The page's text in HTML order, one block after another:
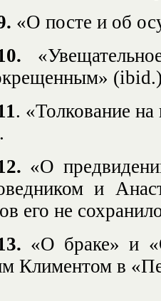
«О посте и об
. «Толкование
«О
и
его не
«О браке» и
Климентом в